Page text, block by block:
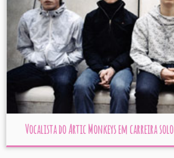
Vocalista do Artic Monkeys em carreira solo